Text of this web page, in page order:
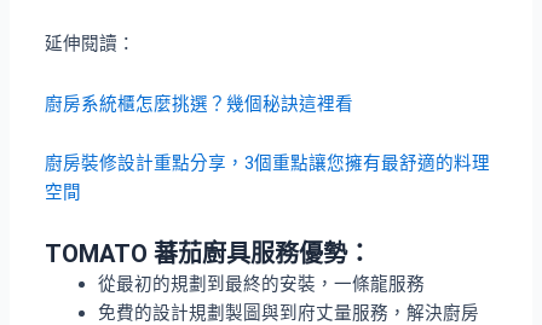
延伸閱讀：
廚房系統櫃怎麼挑選？幾個秘訣這裡看
廚房裝修設計重點分享，3個重點讓您擁有最舒適的料理
空間
TOMATO 蕃茄廚具服務優勢：
從最初的規劃到最終的安裝，一條龍服務
免費的設計規劃製圖與到府丈量服務，解決廚房